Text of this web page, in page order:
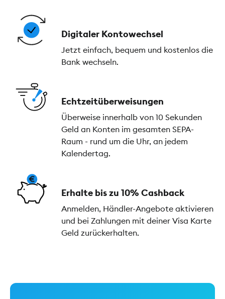
Digitaler Kontowechsel
Jetzt einfach, bequem und kostenlos die
Bank wechseln.
Echtzeitüberweisungen
Überweise innerhalb von 10 Sekunden
Geld an Konten im gesamten SEPA-
Raum - rund um die Uhr, an jedem
Kalendertag.
Erhalte bis zu 10% Cashback
Anmelden, Händler-Angebote aktivieren
und bei Zahlungen mit deiner Visa Karte
Geld zurückerhalten.